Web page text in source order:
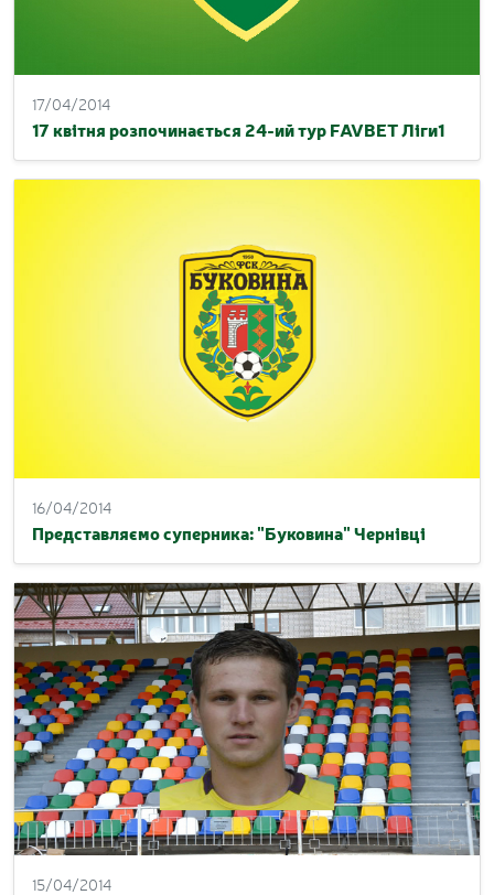
17/04/2014
17 квітня розпочинається 24-ий тур FAVBET Ліги1
16/04/2014
Представляємо суперника: "Буковина" Чернівці
15/04/2014